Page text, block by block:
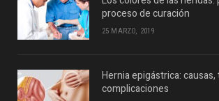
proceso de curación
25 MARZO, 2019
Hernia epigástrica:
complicaciones